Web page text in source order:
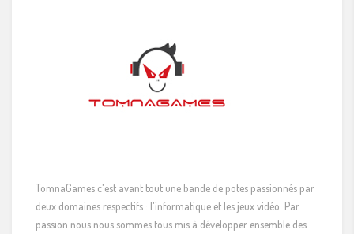
TomnaGames c'est avant tout une bande de potes passionnés par
deux domaines respectifs : l'informatique et les jeux vidéo. Par
passion nous nous sommes tous mis à développer ensemble des